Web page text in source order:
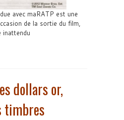
avec maRATP est une
de la sortie du film,
inattendu
dollars or,
timbres